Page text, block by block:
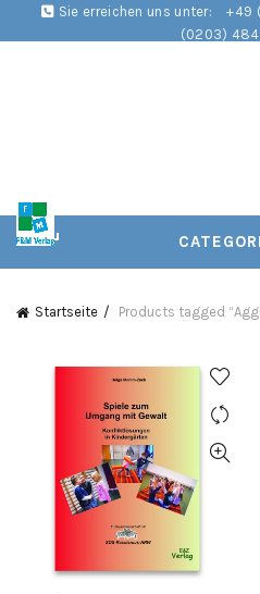
Sie erreichen uns unter:
+49
(0203)
Startseite Products tagged